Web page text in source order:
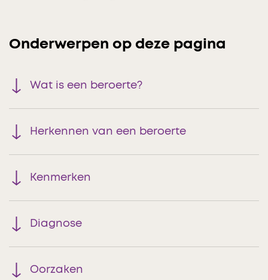
Onderwerpen op deze pagina
Wat is een beroerte?
Herkennen van een beroerte
Kenmerken
Diagnose
Oorzaken